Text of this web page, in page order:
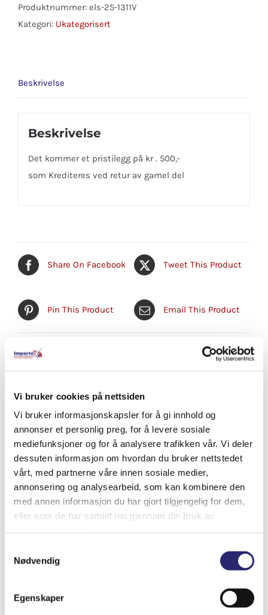
Vi bruker cookies på nettsiden
Vi bruker informasjonskapsler for å gi innhold og
annonser et personlig preg, for å levere sosiale
mediefunksjoner og for å analysere trafikken vår. Vi deler
dessuten informasjon om hvordan du bruker nettstedet
vårt, med partnerne våre innen sosiale medier,
annonsering og analysearbeid, som kan kombinere den
med annen informasjon du har gjort tilgjengelig for dem,
eller som de har samlet inn gjennom din bruk av
Nødvendig
Egenskaper
M/GIR
antall
Produktnummer: els-25-1311V
Kategori: Ukategorisert
Beskrivelse
Beskrivelse
Det kommer et pristilegg på kr . 500,-
som Krediteres ved retur av gamel del
Share On Facebook Tweet This Product
Pin This Product Email This Product